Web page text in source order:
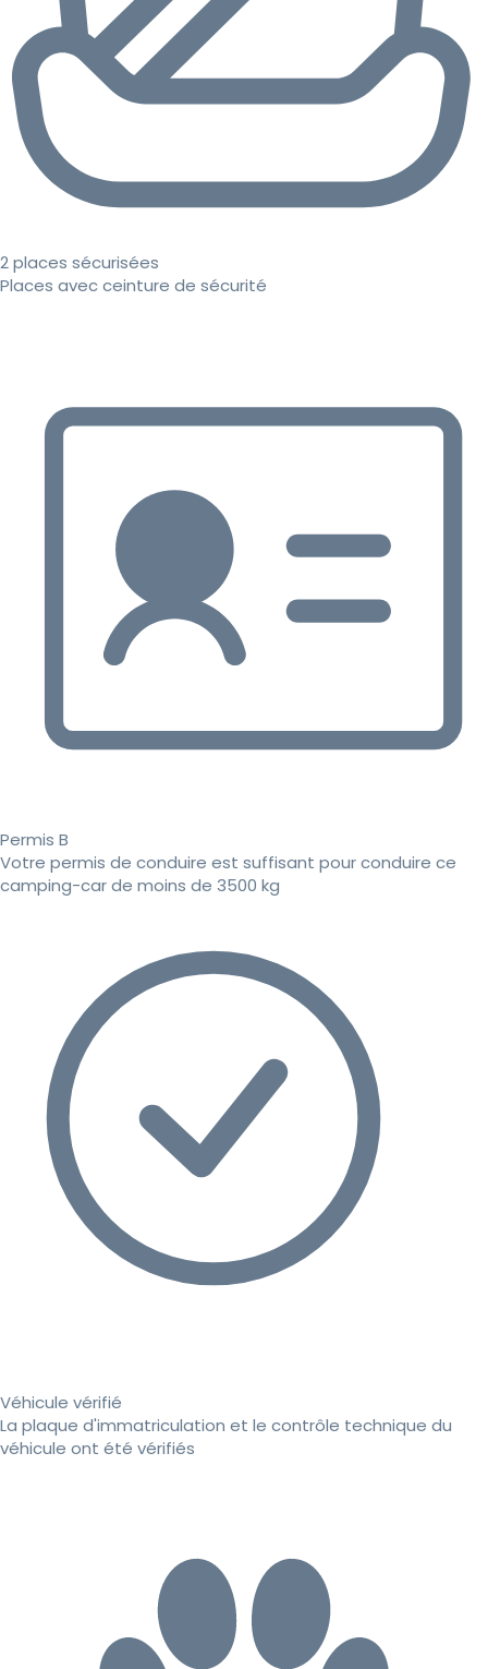
2 places sécurisées
Places avec ceinture de sécurité
Permis B
Votre permis de conduire est suffisant pour conduire ce
camping-car de moins de 3500 kg
Véhicule vérifié
La plaque d'immatriculation et le contrôle technique du
véhicule ont été vérifiés